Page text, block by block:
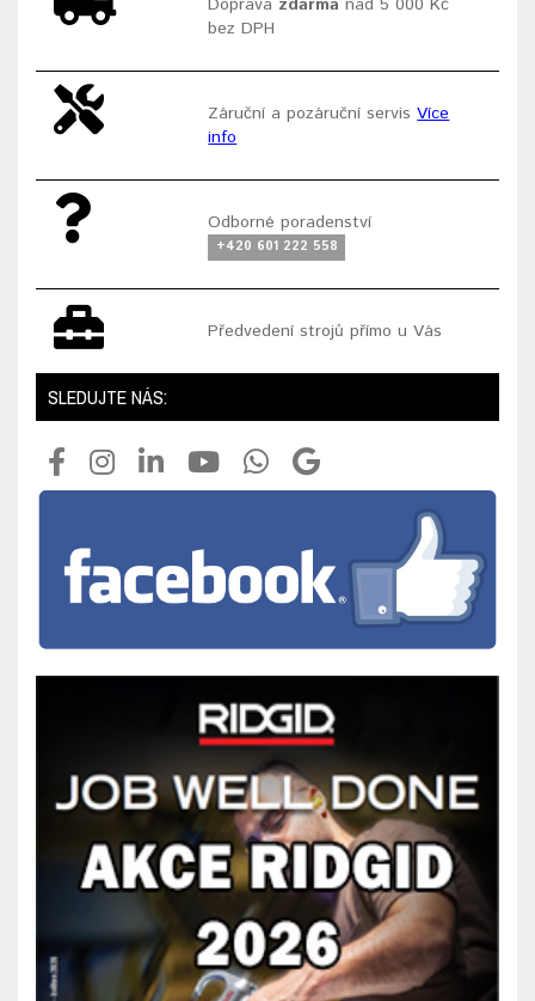
bez DPH
Záruční a pozáruční servisVíce
info
Odborné poradenství
+420 601 222 558
Předvedení strojů přímo u Vás
SLEDUJTE NÁS: